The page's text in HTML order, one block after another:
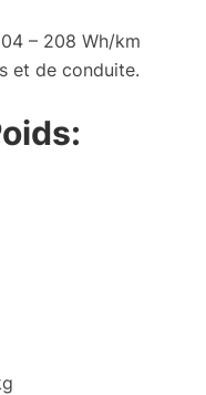
– 208 Wh/km
et de conduite.